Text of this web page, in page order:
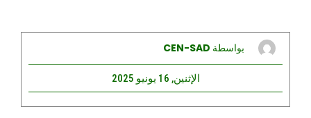
بواسطة CEN-SAD
الإثنين, 16 يونيو 2025